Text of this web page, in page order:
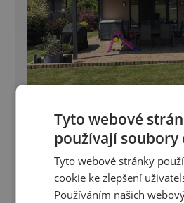
Bioklimatická
Bioklimatická pergola Placeo
pre Winterpacket
Tyto webové
používají soubory
Tyto webové stránky
cookie ke zlepšení
Používáním našich